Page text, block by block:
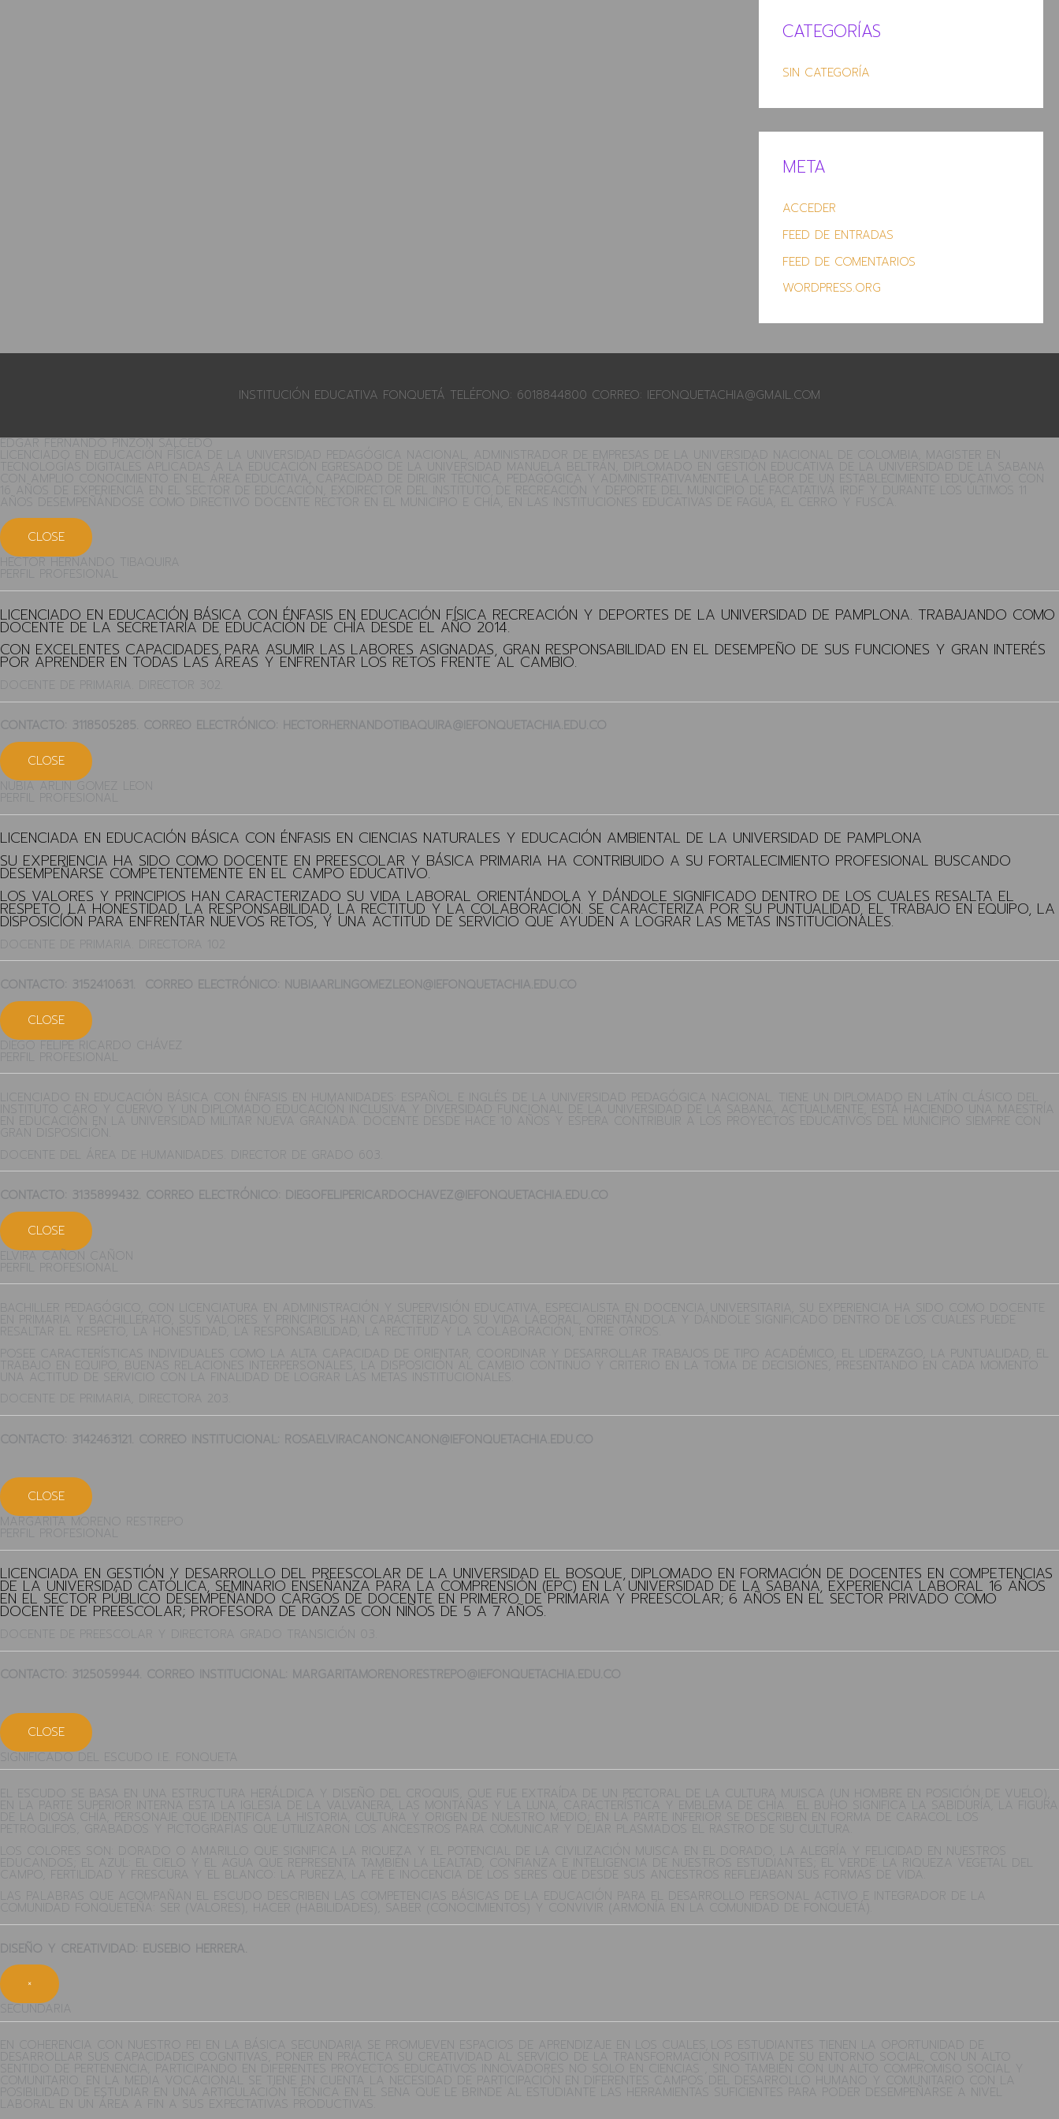
CATEGORÍAS
SIN CATEGORÍA
META
ACCEDER
FEED DE ENTRADAS
FEED DE COMENTARIOS
WORDPRESS.ORG
INSTITUCIÓN EDUCATIVA FONQUETÁ TELÉFONO: 6018844800 CORREO: IEFONQUETACHIA@GMAIL.COM
EDGAR FERNANDO PINZÓN SALCEDO
LICENCIADO EN EDUCACIÓN FÍSICA DE LA UNIVERSIDAD PEDAGÓGICA NACIONAL, ADMINISTRADOR DE EMPRESAS DE LA UNIVERSIDAD NACIONAL DE COLOMBIA, MAGISTER EN
TECNOLOGÍAS DIGITALES APLICADAS A LA EDUCACIÓN EGRESADO DE LA UNIVERSIDAD MANUELA BELTRÁN, DIPLOMADO EN GESTIÓN EDUCATIVA DE LA UNIVERSIDAD DE LA SABANA
CON AMPLIO CONOCIMIENTO EN EL ÁREA EDUCATIVA, CAPACIDAD DE DIRIGIR TÉCNICA, PEDAGÓGICA Y ADMINISTRATIVAMENTE LA LABOR DE UN ESTABLECIMIENTO EDUCATIVO. CON
16 AÑOS DE EXPERIENCIA EN EL SECTOR DE EDUCACIÓN, EXDIRECTOR DEL INSTITUTO DE RECREACIÓN Y DEPORTE DEL MUNICIPIO DE FACATATIVÁ IRDF Y DURANTE LOS ÚLTIMOS 11
AÑOS DESEMPEÑÁNDOSE COMO DIRECTIVO DOCENTE RECTOR EN EL MUNICIPIO E CHÍA, EN LAS INSTITUCIONES EDUCATIVAS DE FAGUA, EL CERRO Y FUSCA.
CLOSE
HECTOR HERNANDO TIBAQUIRA
PERFIL PROFESIONAL
LICENCIADO EN EDUCACIÓN BÁSICA CON ÉNFASIS EN EDUCACIÓN FÍSICA RECREACIÓN Y DEPORTES DE LA UNIVERSIDAD DE PAMPLONA. TRABAJANDO COMO
DOCENTE DE LA SECRETARÍA DE EDUCACIÓN DE CHÍA DESDE EL AÑO 2014.
CON EXCELENTES CAPACIDADES PARA ASUMIR LAS LABORES ASIGNADAS, GRAN RESPONSABILIDAD EN EL DESEMPEÑO DE SUS FUNCIONES Y GRAN INTERÉS
POR APRENDER EN TODAS LAS ÁREAS Y ENFRENTAR LOS RETOS FRENTE AL CAMBIO.
DOCENTE DE PRIMARIA. DIRECTOR 302.
CONTACTO: 3118505285. CORREO ELECTRÓNICO: HECTORHERNANDOTIBAQUIRA@IEFONQUETACHIA.EDU.CO
CLOSE
NUBIA ARLIN GOMEZ LEON
PERFIL PROFESIONAL
LICENCIADA EN EDUCACIÓN BÁSICA CON ÉNFASIS EN CIENCIAS NATURALES Y EDUCACIÓN AMBIENTAL DE LA UNIVERSIDAD DE PAMPLONA
SU EXPERIENCIA HA SIDO COMO DOCENTE EN PREESCOLAR Y BÁSICA PRIMARIA HA CONTRIBUIDO A SU FORTALECIMIENTO PROFESIONAL BUSCANDO
DESEMPEÑARSE COMPETENTEMENTE EN EL CAMPO EDUCATIVO.
LOS VALORES Y PRINCIPIOS HAN CARACTERIZADO SU VIDA LABORAL ORIENTÁNDOLA Y DÁNDOLE SIGNIFICADO DENTRO DE LOS CUALES RESALTA EL
RESPETO, LA HONESTIDAD, LA RESPONSABILIDAD, LA RECTITUD Y LA COLABORACIÓN. SE CARACTERIZA POR SU PUNTUALIDAD, EL TRABAJO EN EQUIPO, LA
DISPOSICIÓN PARA ENFRENTAR NUEVOS RETOS, Y UNA ACTITUD DE SERVICIO QUE AYUDEN A LOGRAR LAS METAS INSTITUCIONALES.
DOCENTE DE PRIMARIA. DIRECTORA 102
CONTACTO: 3152410631. CORREO ELECTRÓNICO: NUBIAARLINGOMEZLEON@IEFONQUETACHIA.EDU.CO
CLOSE
DIEGO FELIPE RICARDO CHÁVEZ
PERFIL PROFESIONAL
LICENCIADO EN EDUCACIÓN BÁSICA CON ÉNFASIS EN HUMANIDADES: ESPAÑOL E INGLÉS DE LA UNIVERSIDAD PEDAGÓGICA NACIONAL. TIENE UN DIPLOMADO EN LATÍN CLÁSICO DEL
INSTITUTO CARO Y CUERVO Y UN DIPLOMADO EDUCACIÓN INCLUSIVA Y DIVERSIDAD FUNCIONAL DE LA UNIVERSIDAD DE LA SABANA, ACTUALMENTE, ESTÁ HACIENDO UNA MAESTRÍA
EN EDUCACIÓN EN LA UNIVERSIDAD MILITAR NUEVA GRANADA. DOCENTE DESDE HACE 10 AÑOS Y ESPERA CONTRIBUIR A LOS PROYECTOS EDUCATIVOS DEL MUNICIPIO SIEMPRE CON
GRAN DISPOSICIÓN.
DOCENTE DEL ÁREA DE HUMANIDADES. DIRECTOR DE GRADO 603.
CONTACTO: 3135899432. CORREO ELECTRÓNICO: DIEGOFELIPERICARDOCHAVEZ@IEFONQUETACHIA.EDU.CO
CLOSE
ELVIRA CAÑON CAÑON
PERFIL PROFESIONAL
BACHILLER PEDAGÓGICO, CON LICENCIATURA EN ADMINISTRACIÓN Y SUPERVISIÓN EDUCATIVA, ESPECIALISTA EN DOCENCIA UNIVERSITARIA, SU EXPERIENCIA HA SIDO COMO DOCENTE
EN PRIMARIA Y BACHILLERATO, SUS VALORES Y PRINCIPIOS HAN CARACTERIZADO SU VIDA LABORAL, ORIENTÁNDOLA Y DÁNDOLE SIGNIFICADO DENTRO DE LOS CUALES PUEDE
RESALTAR EL RESPETO, LA HONESTIDAD, LA RESPONSABILIDAD, LA RECTITUD Y LA COLABORACIÓN, ENTRE OTROS.
POSEE CARACTERÍSTICAS INDIVIDUALES COMO LA ALTA CAPACIDAD DE ORIENTAR, COORDINAR Y DESARROLLAR TRABAJOS DE TIPO ACADÉMICO, EL LIDERAZGO, LA PUNTUALIDAD, EL
TRABAJO EN EQUIPO, BUENAS RELACIONES INTERPERSONALES, LA DISPOSICIÓN AL CAMBIO CONTINUO Y CRITERIO EN LA TOMA DE DECISIONES, PRESENTANDO EN CADA MOMENTO
UNA ACTITUD DE SERVICIO CON LA FINALIDAD DE LOGRAR LAS METAS INSTITUCIONALES.
DOCENTE DE PRIMARIA, DIRECTORA 203.
CONTACTO: 3142463121. CORREO INSTITUCIONAL: ROSAELVIRACANONCANON@IEFONQUETACHIA.EDU.CO
CLOSE
MARGARITA MORENO RESTREPO
PERFIL PROFESIONAL
LICENCIADA EN GESTIÓN Y DESARROLLO DEL PREESCOLAR DE LA UNIVERSIDAD EL BOSQUE, DIPLOMADO EN FORMACIÓN DE DOCENTES EN COMPETENCIAS
DE LA UNIVERSIDAD CATÓLICA, SEMINARIO ENSEÑANZA PARA LA COMPRENSIÓN (EPC) EN LA UNIVERSIDAD DE LA SABANA, EXPERIENCIA LABORAL 16 AÑOS
EN EL SECTOR PÚBLICO DESEMPEÑANDO CARGOS DE DOCENTE EN PRIMERO DE PRIMARIA Y PREESCOLAR; 6 AÑOS EN EL SECTOR PRIVADO COMO
DOCENTE DE PREESCOLAR; PROFESORA DE DANZAS CON NIÑOS DE 5 A 7 AÑOS.
DOCENTE DE PREESCOLAR Y DIRECTORA GRADO TRANSICIÓN 03.
CONTACTO: 3125059944. CORREO INSTITUCIONAL: MARGARITAMORENORESTREPO@IEFONQUETACHIA.EDU.CO
CLOSE
SIGNIFICADO DEL ESCUDO I.E. FONQUETA
EL ESCUDO SE BASA EN UNA ESTRUCTURA HERÁLDICA Y DISEÑO DEL CROQUIS, QUE FUE EXTRAÍDA DE UN PECTORAL DE LA CULTURA MUISCA (UN HOMBRE EN POSICIÓN DE VUELO),
EN LA PARTE SUPERIOR INTERNA ESTA LA IGLESIA DE LA VALVANERA, LAS MONTAÑAS Y LA LUNA, CARACTERÍSTICA Y EMBLEMA DE CHÍA. EL BUHO SIGNIFICA LA SABIDURÍA, LA FIGURA
DE LA DIOSA CHÍA, PERSONAJE QUE IDENTIFICA LA HISTORIA, CULTURA Y ORIGEN DE NUESTRO MEDIO; EN LA PARTE INFERIOR SE DESCRIBEN EN FORMA DE CARACOL LOS
PETROGLIFOS, GRABADOS Y PICTOGRAFÍAS QUE UTILIZARON LOS ANCESTROS PARA COMUNICAR Y DEJAR PLASMADOS EL RASTRO DE SU CULTURA.
LOS COLORES SON: DORADO O AMARILLO QUE SIGNIFICA LA RIQUEZA Y EL POTENCIAL DE LA CIVILIZACIÓN MUISCA EN EL DORADO, LA ALEGRÍA Y FELICIDAD EN NUESTROS
EDUCANDOS; EL AZUL: EL CIELO Y EL AGUA QUE REPRESENTA TAMBIÉN LA LEALTAD, CONFIANZA E INTELIGENCIA DE NUESTROS ESTUDIANTES; EL VERDE: LA RIQUEZA VEGETAL DEL
CAMPO, FERTILIDAD Y FRESCURA Y EL BLANCO: LA PUREZA, LA FÉ E INOCENCIA DE LOS SERES QUE DESDE SUS ANCESTROS REFLEJABAN SUS FORMAS DE VIDA.
LAS PALABRAS QUE ACOMPAÑAN EL ESCUDO DESCRIBEN LAS COMPETENCIAS BÁSICAS DE LA EDUCACIÓN PARA EL DESARROLLO PERSONAL ACTIVO E INTEGRADOR DE LA
COMUNIDAD FONQUETEÑA: SER (VALORES), HACER (HABILIDADES), SABER (CONOCIMIENTOS) Y CONVIVIR (ARMONÍA EN LA COMUNIDAD DE FONQUETÁ).
DISEÑO Y CREATIVIDAD: EUSEBIO HERRERA.
×
SECUNDARIA
EN COHERENCIA CON NUESTRO PEI EN LA BÁSICA SECUNDARIA SE PROMUEVEN ESPACIOS DE APRENDIZAJE EN LOS CUALES LOS ESTUDIANTES TIENEN LA OPORTUNIDAD DE
DESARROLLAR SUS CAPACIDADES COGNITIVAS, PONER EN PRÁCTICA SU CREATIVIDAD AL SERVICIO DE LA TRANSFORMACIÓN POSITIVA DE SU ENTORNO SOCIAL, CON UN ALTO
SENTIDO DE PERTENENCIA, PARTICIPANDO EN DIFERENTES PROYECTOS EDUCATIVOS INNOVADORES NO SOLO EN CIENCIAS , SINO TAMBIÉN CON UN ALTO COMPROMISO SOCIAL Y
COMUNITARIO. EN LA MEDIA VOCACIONAL SE TIENE EN CUENTA LA NECESIDAD DE PARTICIPACIÓN EN DIFERENTES CAMPOS DEL DESARROLLO HUMANO Y COMUNITARIO CON LA
POSIBILIDAD DE ESTUDIAR EN UNA ARTICULACIÓN TÉCNICA EN EL SENA QUE LE BRINDE AL ESTUDIANTE LAS HERRAMIENTAS SUFICIENTES PARA PODER DESEMPEÑARSE A NIVEL
LABORAL EN UN ÁREA A FIN A SUS EXPECTATIVAS PRODUCTIVAS.